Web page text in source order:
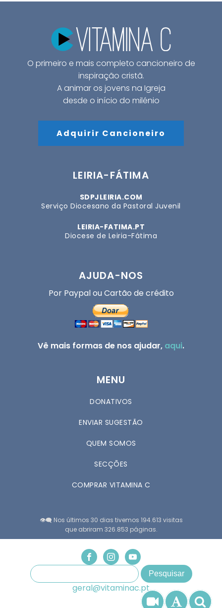
O primeiro e mais completo cancioneiro de
inspiração cristã.
A animar os jovens na Igreja
desde o início do milénio
Adquirir Cancioneiro
LEIRIA-FÁTIMA
SDPJLEIRIA.COM
Serviço Diocesano da Pastoral Juvenil
LEIRIA-FATIMA.PT
Diocese de Leiria-Fátima
AJUDA-NOS
Por Paypal ou Cartão de crédito
Vê mais formas de nos ajudar, aqui.
MENU
DONATIVOS
ENVIAR SUGESTÃO
QUEM SOMOS
SECÇÕES
COMPRAR VITAMINA C
👁️‍🗨️ Nos últimos 30 dias tivemos 194.613 visitas
que abriram 326.853 páginas.
geral@vitaminac.pt